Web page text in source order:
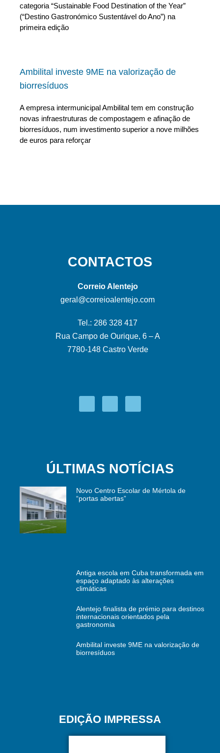
categoria “Sustainable Food Destination of the Year”
(“Destino Gastronómico Sustentável do Ano”) na
primeira edição
Ambilital investe 9ME na valorização de
biorresíduos
A empresa intermunicipal Ambilital tem em construção
novas infraestruturas de compostagem e afinação de
biorresíduos, num investimento superior a nove milhões
de euros para reforçar
CONTACTOS
Correio Alentejo
geral@correioalentejo.com
Tel.: 286 328 417
Rua Campo de Ourique, 6 – A
7780-148 Castro Verde
ÚLTIMAS NOTÍCIAS
Novo Centro Escolar de Mértola de
“portas abertas”
Antiga escola em Cuba transformada em
espaço adaptado às alterações
climáticas
Alentejo finalista de prémio para destinos
internacionais orientados pela
gastronomia
Ambilital investe 9ME na valorização de
biorresíduos
EDIÇÃO IMPRESSA